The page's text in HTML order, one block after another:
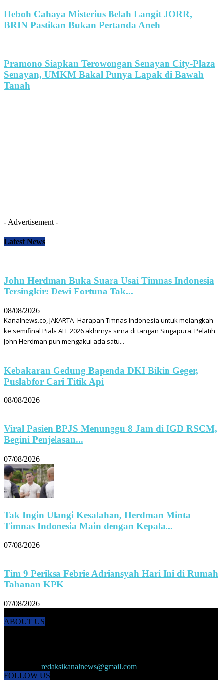
Heboh Cahaya Misterius Belah Langit JORR,
BRIN Pastikan Bukan Pertanda Aneh
Pramono Siapkan Terowongan Senayan City-Plaza
Senayan, UMKM Bakal Punya Lapak di Bawah
Tanah
- Advertisement -
Latest News
John Herdman Buka Suara Usai Timnas Indonesia
Tersingkir: Dewi Fortuna Tak...
08/08/2026
Kanalnews.co, JAKARTA- Harapan Timnas Indonesia untuk melangkah
ke semifinal Piala AFF 2026 akhirnya sirna di tangan Singapura. Pelatih
John Herdman pun mengakui ada satu...
Kebakaran Gedung Bapenda DKI Bikin Geger,
Puslabfor Cari Titik Api
08/08/2026
Viral Pasien BPJS Menunggu 8 Jam di IGD RSCM,
Begini Penjelasan...
07/08/2026
Tak Ingin Ulangi Kesalahan, Herdman Minta
Timnas Indonesia Main dengan Kepala...
07/08/2026
Tim 9 Periksa Febrie Adriansyah Hari Ini di Rumah
Tahanan KPK
07/08/2026
ABOUT US
redaksikanalnews@gmail.com
FOLLOW US